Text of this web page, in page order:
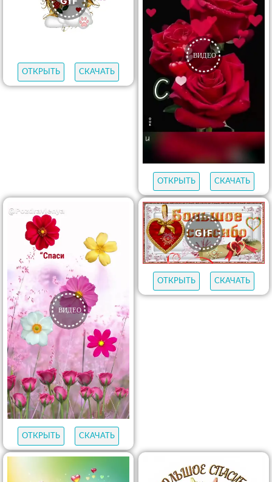
ОТКРЫТЬ СКАЧАТЬ
ОТКРЫТЬ СКАЧАТЬ
ОТКРЫТЬ СКАЧАТЬ
ОТКРЫТЬ СКАЧАТЬ